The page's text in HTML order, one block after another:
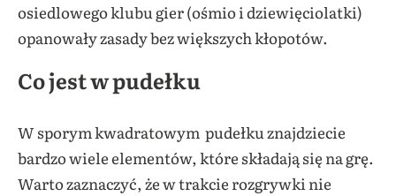
osiedlowego klubu gier (ośmio i dziewięciolatki)
opanowały zasady bez większych kłopotów.
Co jest w pudełku
W sporym kwadratowym pudełku znajdziecie
bardzo wiele elementów, które składają się na grę.
Warto zaznaczyć, że w trakcie rozgrywki nie